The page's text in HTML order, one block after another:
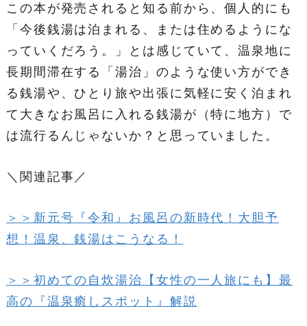
この本が発売されると知る前から、個人的にも
「今後銭湯は泊まれる、または住めるようにな
っていくだろう。」とは感じていて、温泉地に
長期間滞在する「湯治」のような使い方ができ
る銭湯や、ひとり旅や出張に気軽に安く泊まれ
て大きなお風呂に入れる銭湯が（特に地方）で
は流行るんじゃないか？と思っていました。
＼関連記事／
＞＞新元号『令和』お風呂の新時代！大胆予
想！温泉、銭湯はこうなる！
＞＞初めての自炊湯治【女性の一人旅にも】最
高の『温泉癒しスポット』解説